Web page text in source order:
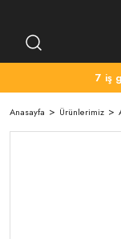
7 iş
Anasayfa Ürünlerimiz